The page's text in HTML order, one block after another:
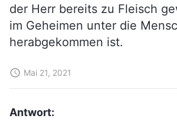
der Herr bereits zu Fleisch
im Geheimen unter die
herabgekommen ist.
Mai 21, 2021
Antwort: